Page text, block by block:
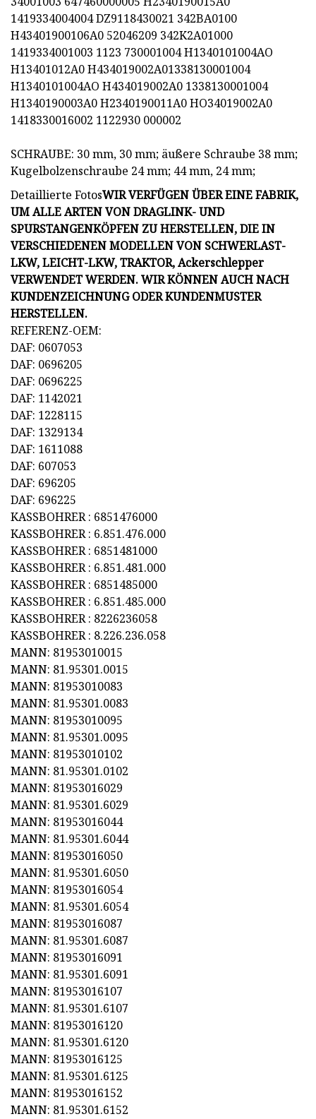
1419334004004 DZ9118430021 342BA0100
H43401900106A0 52046209 342K2A01000
1419334001003 1123 730001004 H1340101004AO
H13401012A0 H434019002A01338130001004
H1340101004AO H434019002A0 1338130001004
H1340190003A0 H2340190011A0 HO34019002A0
1418330016002 1122930 000002
SCHRAUBE: 30 mm, 30 mm; äußere Schraube 38 mm;
Kugelbolzenschraube 24 mm; 44 mm, 24 mm;
Detaillierte FotosWIR VERFÜGEN ÜBER EINE FABRIK,
UM ALLE ARTEN VON DRAGLINK- UND
SPURSTANGENKÖPFEN ZU HERSTELLEN, DIE IN
VERSCHIEDENEN MODELLEN VON SCHWERLAST-
LKW, LEICHT-LKW, TRAKTOR, Ackerschlepper
VERWENDET WERDEN. WIR KÖNNEN AUCH NACH
KUNDENZEICHNUNG ODER KUNDENMUSTER
HERSTELLEN.
REFERENZ-OEM:
DAF: 0607053
DAF: 0696205
DAF: 0696225
DAF: 1142021
DAF: 1228115
DAF: 1329134
DAF: 1611088
DAF: 607053
DAF: 696205
DAF: 696225
KASSBOHRER : 6851476000
KASSBOHRER : 6.851.476.000
KASSBOHRER : 6851481000
KASSBOHRER : 6.851.481.000
KASSBOHRER : 6851485000
KASSBOHRER : 6.851.485.000
KASSBOHRER : 8226236058
KASSBOHRER : 8.226.236.058
MANN: 81953010015
MANN: 81.95301.0015
MANN: 81953010083
MANN: 81.95301.0083
MANN: 81953010095
MANN: 81.95301.0095
MANN: 81953010102
MANN: 81.95301.0102
MANN: 81953016029
MANN: 81.95301.6029
MANN: 81953016044
MANN: 81.95301.6044
MANN: 81953016050
MANN: 81.95301.6050
MANN: 81953016054
MANN: 81.95301.6054
MANN: 81953016087
MANN: 81.95301.6087
MANN: 81953016091
MANN: 81.95301.6091
MANN: 81953016107
MANN: 81.95301.6107
MANN: 81953016120
MANN: 81.95301.6120
MANN: 81953016125
MANN: 81.95301.6125
MANN: 81953016152
MANN: 81.95301.6152